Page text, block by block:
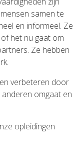
samen te
en informeel. Ze
het nu gaat om
Ze hebben
verbeteren door
omgaat en
opleidingen